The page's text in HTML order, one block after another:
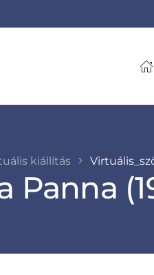
kiállítás
Panna